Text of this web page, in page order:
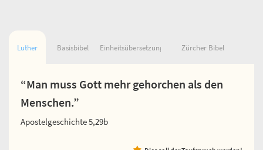
Luther Basisbibel Einheitsübersetzung Zürcher Bibel
“Man muss Gott mehr gehorchen als den
Menschen.”
Apostelgeschichte 5,29b